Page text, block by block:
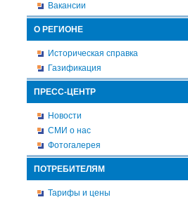
Вакансии
О РЕГИОНЕ
Историческая справка
Газификация
ПРЕСС-ЦЕНТР
Новости
СМИ о нас
Фотогалерея
ПОТРЕБИТЕЛЯМ
Тарифы и цены